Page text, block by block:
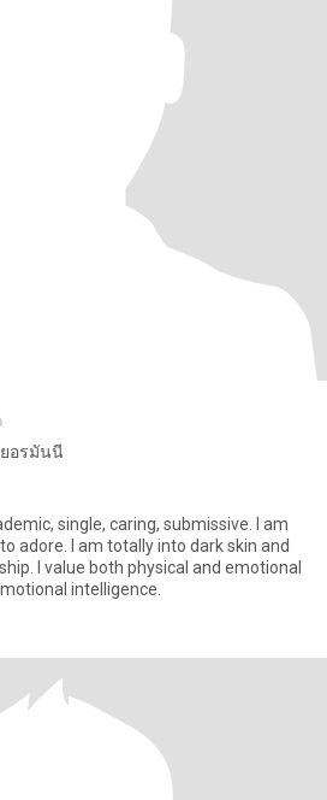
ยอรมันนี
single, caring, submissive. I am
adore. I am totally into dark skin and
I value both physical and emotional
intelligence.